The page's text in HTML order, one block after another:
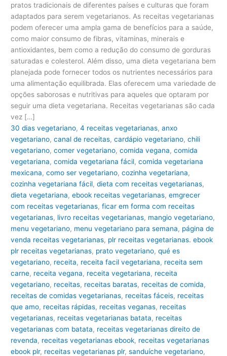
pratos tradicionais de diferentes países e culturas que foram
adaptados para serem vegetarianos. As receitas vegetarianas
podem oferecer uma ampla gama de benefícios para a saúde,
como maior consumo de fibras, vitaminas, minerais e
antioxidantes, bem como a redução do consumo de gorduras
saturadas e colesterol. Além disso, uma dieta vegetariana bem
planejada pode fornecer todos os nutrientes necessários para
uma alimentação equilibrada. Elas oferecem uma variedade de
opções saborosas e nutritivas para aqueles que optaram por
seguir uma dieta vegetariana. Receitas vegetarianas são cada
vez […]
30 dias vegetariano,4 receitas vegetarianas,anxo
vegetariano,canal de receitas,cardápio vegetariano,chili
vegetariano,comer vegetariano,comida vegana,comida
vegetariana,comida vegetariana fácil,comida vegetariana
mexicana,como ser vegetariano,cozinha vegetariana,
cozinha vegetariana fácil,dieta com receitas vegetarianas,
dieta vegetariana,ebook receitas vegetarianas,emgrecer
com receitas vegetarianas,ficar em forma com receitas
vegetarianas, livro receitas vegetarianas, mangio vegetariano,
menu vegetariano, menu vegetariano para semana, página de
venda receitas vegetarianas, plr receitas vegetarianas. ebook
plr receitas vegetarianas, prato vegetariano,qué es
vegetariano, receita, receita facil vegetariana, receita sem
carne, receita vegana, receita vegetariana, receita
vegetariano, receitas, receitas baratas, receitas de comida,
receitas de comidas vegetarianas, receitas fáceis, receitas
que amo, receitas rápidas, receitas veganas, receitas
vegetarianas, receitas vegetarianas batata, receitas
vegetarianas com batata, receitas vegetarianas direito de
revenda, receitas vegetarianas ebook, receitas vegetarianas
ebook plr, receitas vegetarianas plr,sanduíche vegetariano,